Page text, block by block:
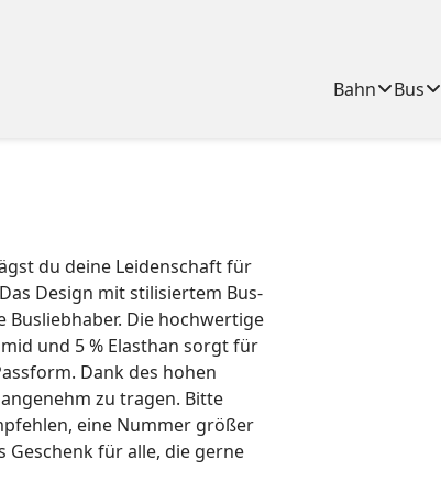
Bahn Bus
du deine Leidenschaft für
Design mit stilisiertem Bus-
Die hochwertige
und 5 % Elasthan sorgt für
Dank des hohen
zu tragen. Bitte
eine Nummer größer
Geschenk für alle, die gerne